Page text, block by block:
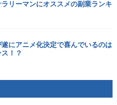
リーマンにオススメの副業ランキ
にアニメ化決定で喜んでいるのは
！？